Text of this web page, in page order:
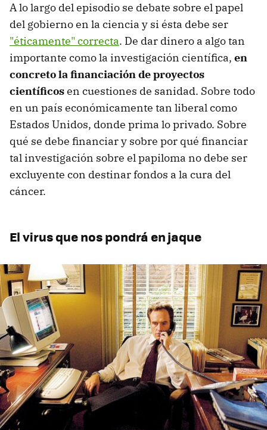
A lo largo del episodio se debate sobre el papel
del gobierno en la ciencia y si ésta debe ser
"éticamente" correcta. De dar dinero a algo tan
importante como la investigación científica, en
concreto la financiación de proyectos
científicosen cuestiones de sanidad. Sobre todo
en un país económicamente tan liberal como
Estados Unidos, donde prima lo privado. Sobre
qué se debe financiar y sobre por qué financiar
tal investigación sobre el papiloma no debe ser
excluyente con destinar fondos a la cura del
cáncer.
El virus que nos pondrá en jaque